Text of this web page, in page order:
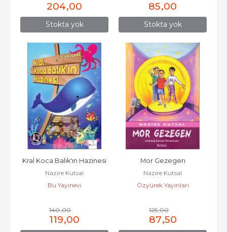
Stokta yok
204,00
Stokta yok
85,00
Kral Koca Balık'ın Hazinesi
Nazire Kutsal
Bu Yayınevi
140,00
119,00
Mor Gezegen
Nazire Kutsal
Özyürek Yayınları
125,00
87,50